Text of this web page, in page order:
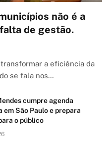
não é a
de gestão.
a eficiência da
se fala nos…
cumpre agenda
São Paulo e prepara
o público